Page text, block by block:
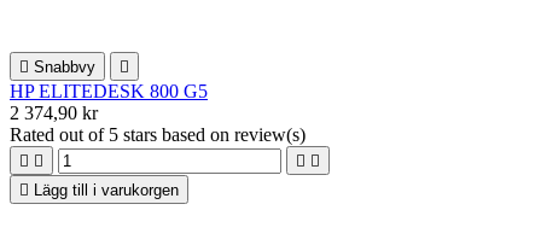
 Snabbvy 
HP ELITEDESK 800 G5
2 374,90 kr
Rated out of 5 stars based on review(s)
   

Lägg till i varukorgen